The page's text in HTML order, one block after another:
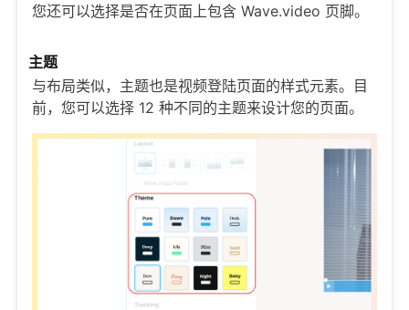
您还可以选择是否在页面上包含 Wave.video 页脚。
主题
与布局类似，主题也是视频登陆页面的样式元素。目
前，您可以选择 12 种不同的主题来设计您的页面。